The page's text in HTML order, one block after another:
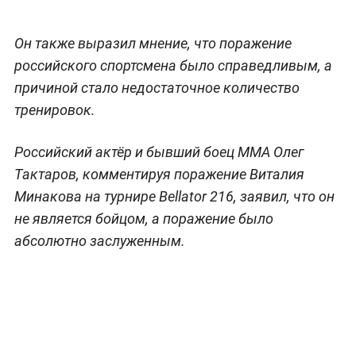
Он также выразил мнение, что поражение
российского спортсмена было справедливым, а
причиной стало недостаточное количество
тренировок.
Российский актёр и бывший боец ММА Олег
Тактаров, комментируя поражение Виталия
Минакова на турнире Bellator 216, заявил, что он
не является бойцом, а поражение было
абсолютно заслуженным.